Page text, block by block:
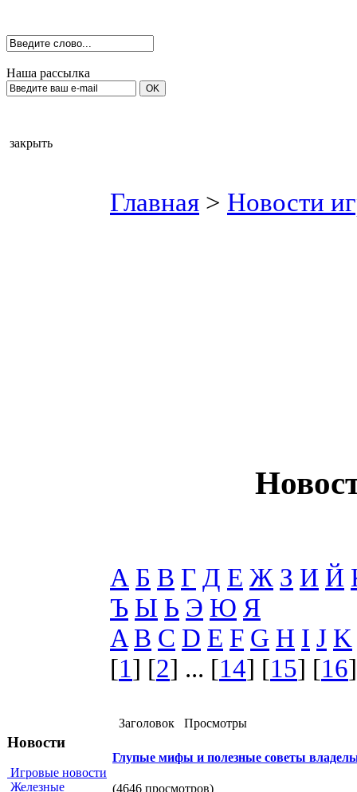
Наша рассылка
закрыть
Новости
Игровые новости
Железные
Главная > Новости
А Б В Г Д Е Ж З И Й
Ъ Ы Ь Э Ю Я
A B C D E F G H I J K
[1] [2] ... [14] [15] [16
Заголовок Просмотры
Глупые мифы и полезные советы
(4646 просмотров)